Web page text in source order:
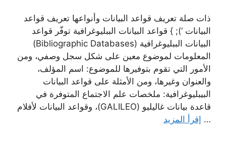
ذات صلة تعريف قواعد البيانات وأنواعها تعريف قواعد
البيانات ‘); } قواعد البيانات الببليوغرافية توفّر قواعد
البيانات الببليوغرافية (Bibliographic Databases)
المعلومات لموضوع معين على شكل سجل وصفي، ومن
الأمور التي تقوم بتوفيرها للموضوع: اسم المؤلف،
والعنوان وغيرها، ومن الأمثلة على قواعد البيانات
البيبليوغرافية: ملخصات علم الاجتماع المتوفرة في
قاعدة بيانات غاليليو (GALILEO)، وقواعد البيانات لأفلام
… إقرأ المزيد